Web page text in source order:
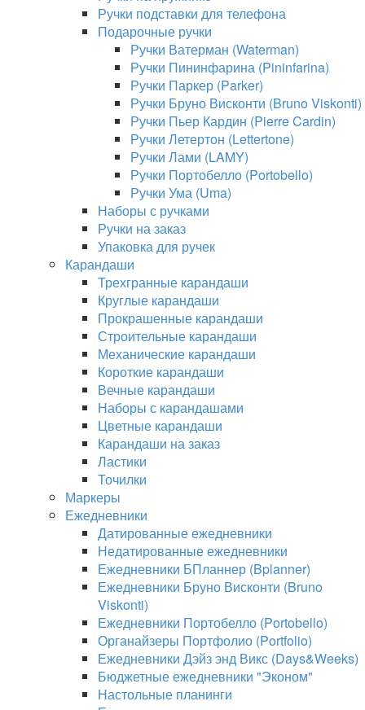
Ручки подставки для телефона
Подарочные ручки
Ручки Ватерман (Waterman)
Ручки Пининфарина (Pininfarina)
Ручки Паркер (Parker)
Ручки Бруно Висконти (Bruno Viskonti)
Ручки Пьер Кардин (Pierre Cardin)
Ручки Летертон (Lettertone)
Ручки Лами (LAMY)
Ручки Портобелло (Portobello)
Ручки Ума (Uma)
Наборы с ручками
Ручки на заказ
Упаковка для ручек
Карандаши
Трехгранные карандаши
Круглые карандаши
Прокрашенные карандаши
Строительные карандаши
Механические карандаши
Короткие карандаши
Вечные карандаши
Наборы с карандашами
Цветные карандаши
Карандаши на заказ
Ластики
Точилки
Маркеры
Ежедневники
Датированные ежедневники
Недатированные ежедневники
Ежедневники БПланнер (Bplanner)
Ежедневники Бруно Висконти (Bruno
Viskonti)
Ежедневники Портобелло (Portobello)
Органайзеры Портфолио (Portfolio)
Ежедневники Дэйз энд Викс (Days&Weeks)
Бюджетные ежедневники "Эконом"
Настольные планинги